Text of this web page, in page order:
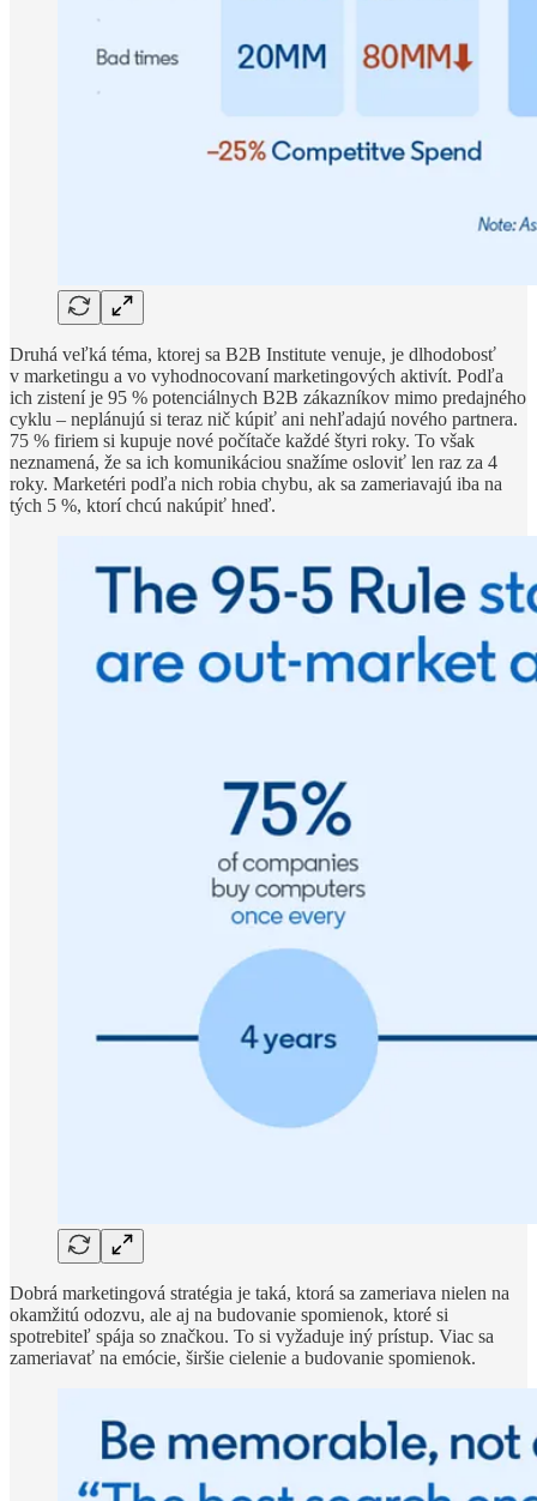
Druhá veľká téma, ktorej sa B2B Institute venuje, je dlhodobosť
v marketingu a vo vyhodnocovaní marketingových aktivít. Podľa
ich zistení je 95 % potenciálnych B2B zákazníkov mimo predajného
cyklu – neplánujú si teraz nič kúpiť ani nehľadajú nového partnera.
75 % firiem si kupuje nové počítače každé štyri roky. To však
neznamená, že sa ich komunikáciou snažíme osloviť len raz za 4
roky. Marketéri podľa nich robia chybu, ak sa zameriavajú iba na
tých 5 %, ktorí chcú nakúpiť hneď.
Dobrá marketingová stratégia je taká, ktorá sa zameriava nielen na
okamžitú odozvu, ale aj na budovanie spomienok, ktoré si
spotrebiteľ spája so značkou. To si vyžaduje iný prístup. Viac sa
zameriavať na emócie, širšie cielenie a budovanie spomienok.